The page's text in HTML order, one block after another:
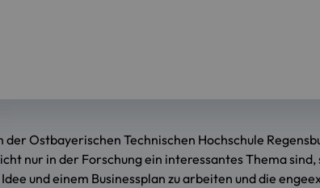
Ostbayerischen Technischen Hochschule
nur in der Forschung ein interessantes Thema
und einem Businessplan zu arbeiten und die